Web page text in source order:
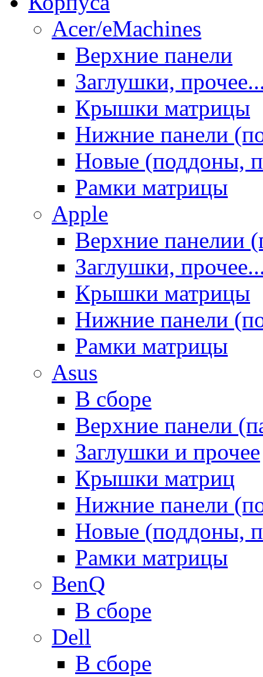
Acer/eMachines
Верхние панели
Заглушки,
Крышки матрицы
Нижние панели
Новые (поддоны,
Рамки матрицы
Apple
Верхние панелии
Заглушки,
Крышки матрицы
Нижние панели
Рамки матрицы
Asus
В сборе
Верхние панели
Заглушки и прочее
Крышки матриц
Нижние панели
Новые (поддоны,
Рамки матрицы
BenQ
В сборе
Dell
В сборе